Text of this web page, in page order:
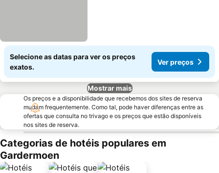
Selecione as datas para ver os preços
exatos.
Ver preços
Mostrar mais
Os preços e a disponibilidade que recebemos dos sites de reserva
mudam frequentemente. Como tal, pode haver diferenças entre as
ofertas que consulta no trivago e os preços que estão disponíveis
nos sites de reserva.
Categorias de hotéis populares em
Gardermoen